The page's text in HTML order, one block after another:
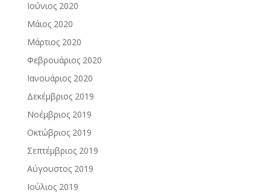
Ιούνιος 2020
Μάιος 2020
Μάρτιος 2020
Φεβρουάριος 2020
Ιανουάριος 2020
Δεκέμβριος 2019
Νοέμβριος 2019
Οκτώβριος 2019
Σεπτέμβριος 2019
Αύγουστος 2019
Ιούλιος 2019